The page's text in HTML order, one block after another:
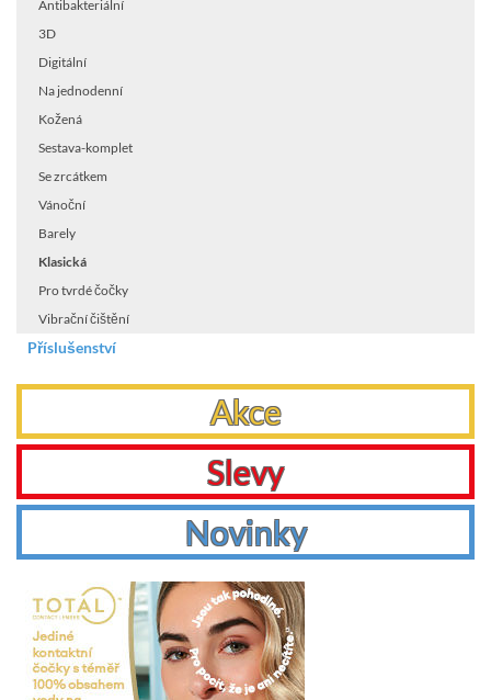
Antibakteriální
3D
Digitální
Na jednodenní
Kožená
Sestava-komplet
Se zrcátkem
Vánoční
Barely
Klasická
Pro tvrdé čočky
Vibrační čištění
Příslušenství
Akce
Slevy
Novinky